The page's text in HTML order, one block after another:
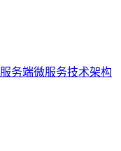
服务端微服务技术架构